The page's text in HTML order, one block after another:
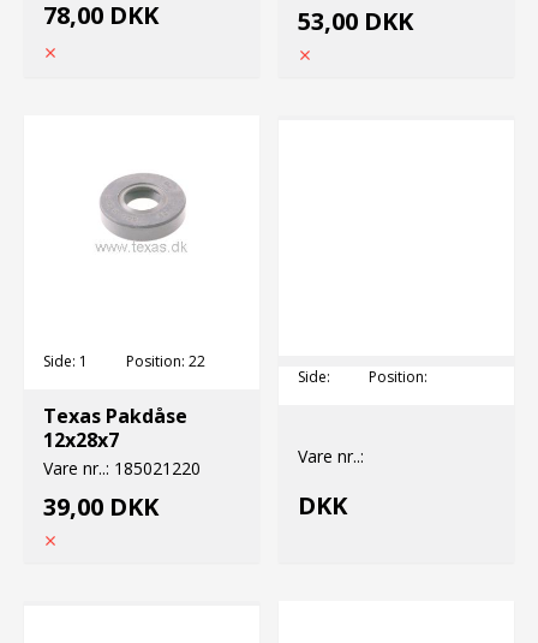
78,00 DKK 53,00 DKK
Side: 1 Position: 22
Texas Pakdåse
12x28x7
Vare nr..: 185021220
39,00 DKK
Side: Position:
Vare nr..:
DKK